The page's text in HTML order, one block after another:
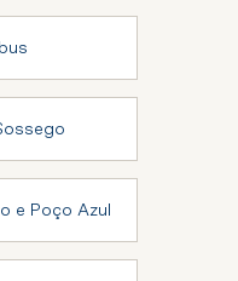
e Poço Azul